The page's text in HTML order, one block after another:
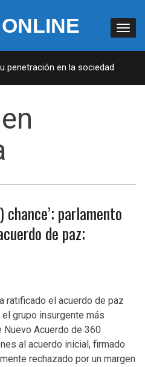
en la sociedad
chance’; parlamento
de paz;
ratificado el acuerdo de paz
el grupo insurgente más
Acuerdo de 360
al acuerdo inicial, firmado
rechazado por un margen